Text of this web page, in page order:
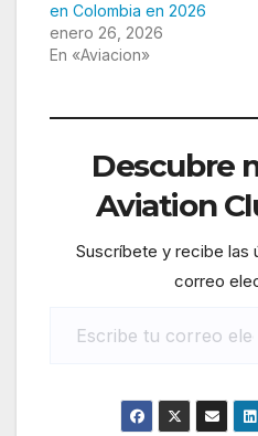
en Colombia en 2026
enero 26, 2026
En «Aviacion»
Descubre
Aviation
Suscríbete y recibe las
correo